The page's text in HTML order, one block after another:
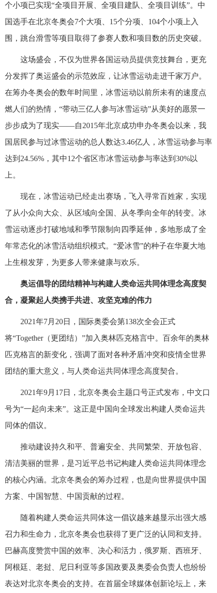
个小项已实现“全项目开展、全项目建队、全项目训练”。中
国选手在北京冬奥会7个大项、15个分项、104个小项上入
围，跳台滑雪等项目取得了参赛人数和项目数的历史突破。
这场盛会，不仅为世界各国运动员提供竞技舞台，更充
分发挥了奥运盛会的示范效应，让冰雪运动走进千家万户。
在筹办冬奥会的数年时间里，冰雪运动以前所未有的速度点
燃人们的热情，“带动三亿人参与冰雪运动”从美好的愿景一
步步成为了现实——自2015年北京成功申办冬奥会以来，我
国居民参与过冰雪运动的总人数达3.46亿人，冰雪运动参与率
达到24.56%，其中12个省区市冰雪运动参与率达到30%以
上。
现在，冰雪运动已经走出赛场，飞入寻常百姓家，实现
了从小众向大众、从区域向全国、从冬季向全年的转变。冰
雪运动逐步打破地域和季节限制向四季延伸，多地形成了全
年常态化的冰雪活动组织模式。“爱冰雪”的种子在华夏大地
上生根发芽，为更多人带来健康与欢乐。
奥运倡导的团结精神与构建人类命运共同体理念高度契
合，凝聚起人类携手共进、攻坚克难的伟力
2021年7月20日，国际奥委会第138次全会正式
将“Together（更团结）”加入奥林匹克格言中。百余年的奥林
匹克格言的新变化，强调了面对各种矛盾冲突和疫情全世界
团结的重大意义，与人类命运共同体理念高度契合。
2021年9月17日，北京冬奥会主题口号正式发布，中文口
号为“一起向未来”。这正是中国向全球发出构建人类命运共
同体的倡议。
推动建设持久和平、普遍安全、共同繁荣、开放包容、
清洁美丽的世界，是习近平总书记构建人类命运共同体理念
的核心内涵。北京冬奥会的筹办过程，也是向世界提供中国
方案、中国智慧、中国贡献的过程。
随着构建人类命运共同体这一倡议越来越显示出强大感
召力和生命力，北京冬奥会也获得了更广泛的认同和支持。
巴赫高度赞赏中国的效率、决心和活力，俄罗斯、西班牙、
阿根廷、老挝、尼日利亚等多国政要及奥委会负责人也纷纷
表达对北京冬奥会的支持。在首届全球媒体创新论坛上，来